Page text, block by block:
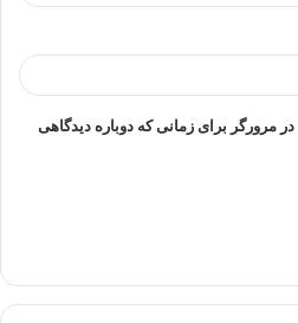
مرورگر برای زمانی که دوباره دیدگاهی